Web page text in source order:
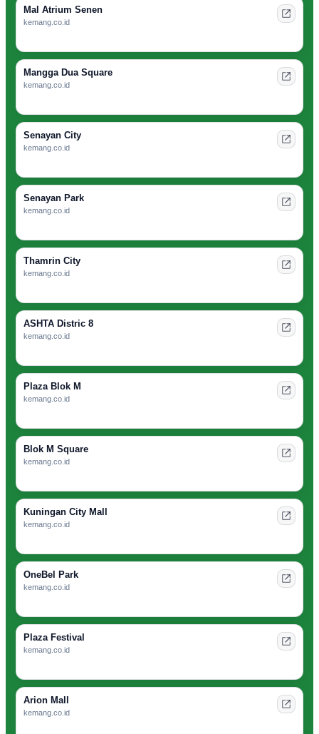
Mal Atrium Senen
kemang.co.id
Mangga Dua Square
kemang.co.id
Senayan City
kemang.co.id
Senayan Park
kemang.co.id
Thamrin City
kemang.co.id
ASHTA Distric 8
kemang.co.id
Plaza Blok M
kemang.co.id
Blok M Square
kemang.co.id
Kuningan City Mall
kemang.co.id
OneBel Park
kemang.co.id
Plaza Festival
kemang.co.id
Arion Mall
kemang.co.id